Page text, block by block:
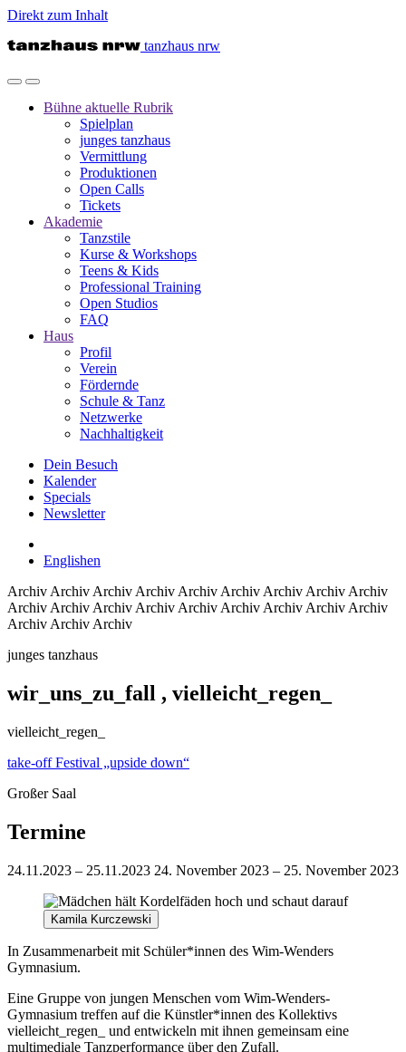
Direkt zum Inhalt
tanzhaus nrw
Bühne aktuelle Rubrik
Spielplan
junges tanzhaus
Vermittlung
Produktionen
Open Calls
Tickets
Akademie
Tanzstile
Kurse & Workshops
Teens & Kids
Professional Training
Open Studios
FAQ
Haus
Profil
Verein
Fördernde
Schule & Tanz
Netzwerke
Nachhaltigkeit
Dein Besuch
Kalender
Specials
Newsletter
Englishen
Archiv Archiv Archiv Archiv Archiv Archiv Archiv Archiv Archiv
Archiv Archiv Archiv Archiv Archiv Archiv Archiv Archiv Archiv
Archiv Archiv Archiv
junges tanzhaus
wir_uns_zu_fall , vielleicht_regen_
vielleicht_regen_
take-off Festival „upside down“
Großer Saal
Termine
24.11.2023 – 25.11.2023 24. November 2023 – 25. November 2023
Kamila Kurczewski
In Zusammenarbeit mit Schüler*innen des Wim-Wenders
Gymnasium.
Eine Gruppe von jungen Menschen vom Wim-Wenders-
Gymnasium treffen auf die Künstler*innen des Kollektivs
vielleicht_regen_ und entwickeln mit ihnen gemeinsam eine
multimediale Tanzperformance über den Zufall.